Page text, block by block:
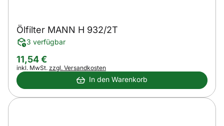
Ölfilter MANN H 932/2T
3 verfügbar
11,54€
Steuerhinweis:
inkl. MwSt. zzgl. Versandkosten
In den Warenkorb